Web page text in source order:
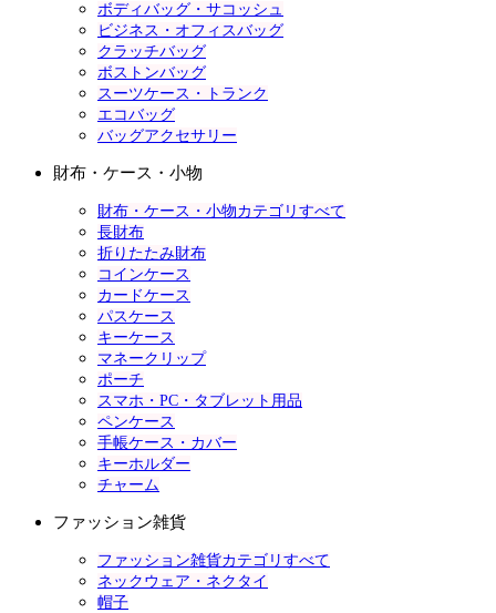
ボディバッグ・サコッシュ
ビジネス・オフィスバッグ
クラッチバッグ
ボストンバッグ
スーツケース・トランク
エコバッグ
バッグアクセサリー
財布・ケース・小物
財布・ケース・小物カテゴリすべて
長財布
折りたたみ財布
コインケース
カードケース
パスケース
キーケース
マネークリップ
ポーチ
スマホ・PC・タブレット用品
ペンケース
手帳ケース・カバー
キーホルダー
チャーム
ファッション雑貨
ファッション雑貨カテゴリすべて
ネックウェア・ネクタイ
帽子